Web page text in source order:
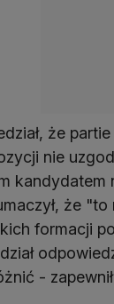
że partie
nie
kandydatem
że "to
formacji
-